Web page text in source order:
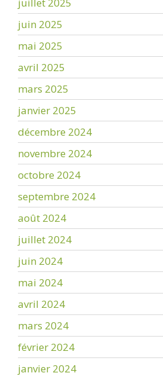
juin 2025
mai 2025
avril 2025
mars 2025
janvier 2025
décembre 2024
novembre 2024
octobre 2024
septembre 2024
août 2024
juillet 2024
juin 2024
mai 2024
avril 2024
mars 2024
février 2024
janvier 2024